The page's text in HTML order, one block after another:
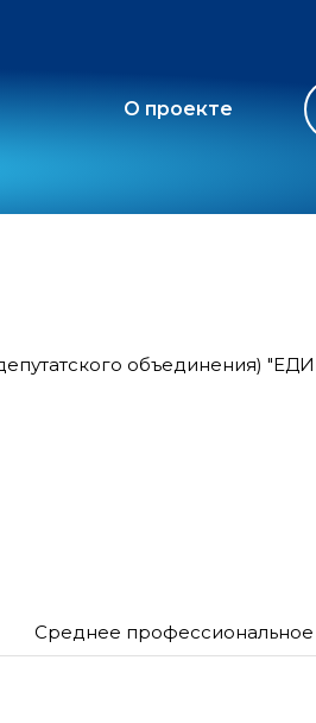
О проекте
объединения)
Среднее